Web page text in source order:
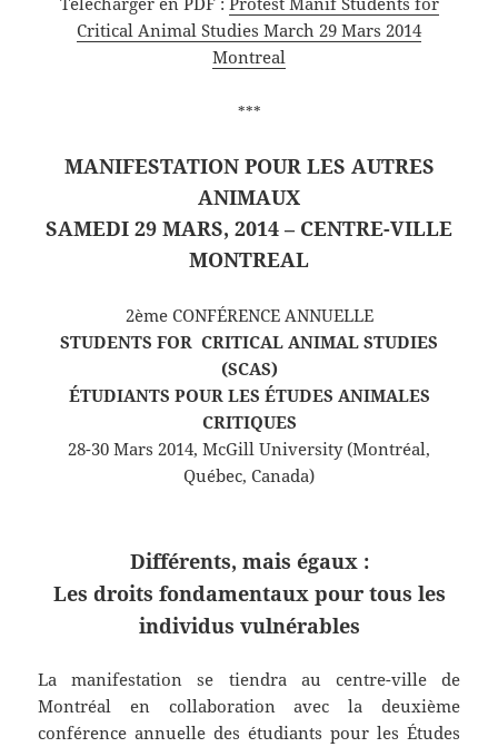
Critical Animal Studies March 29 Mars 2014
Montreal
***
MANIFESTATION POUR LES AUTRES
ANIMAUX
SAMEDI 29 MARS, 2014 – CENTRE-VILLE
MONTREAL
2ème CONFÉRENCE ANNUELLE
STUDENTS FOR CRITICAL ANIMAL STUDIES
(SCAS)
ÉTUDIANTS POUR LES ÉTUDES ANIMALES
CRITIQUES
28-30 Mars 2014, McGill University (Montréal,
Québec, Canada)
Différents, mais égaux :
Les droits fondamentaux pour tous les
individus vulnérables
La manifestation se tiendra au centre-ville de
Montréal en collaboration avec la deuxième
conférence annuelle des étudiants pour les Études